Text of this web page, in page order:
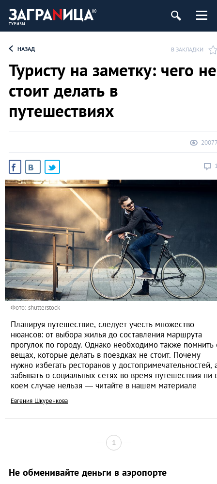
НАЗАД В ЗАКЛАДКИ
Туристу на заметку: чего не
стоит делать в
путешествиях
Фото: shutterstock
Планируя путешествие, следует учесть множество
нюансов: от выбора жилья до составления маршрута
прогулок по городу. Однако необходимо также помнить
вещах, которые делать в поездках не стоит. Почему
нужно избегать ресторанов у достопримечательностей,
забывать о социальных сетях во время путешествия ни
коем случае нельзя — читайте в нашем материале
Евгения Шкуренкова
1
Не обменивайте деньги в аэропорте